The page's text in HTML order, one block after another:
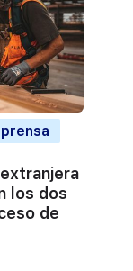
los dos
de